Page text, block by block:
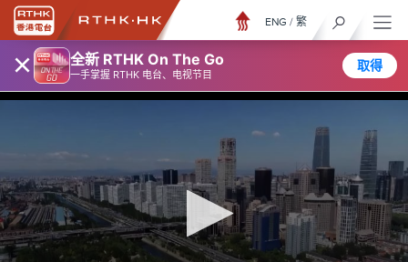
× 全新 RTHK On The Go
一手掌握 RTHK 电台、电视节目
取得
ENG / 繁